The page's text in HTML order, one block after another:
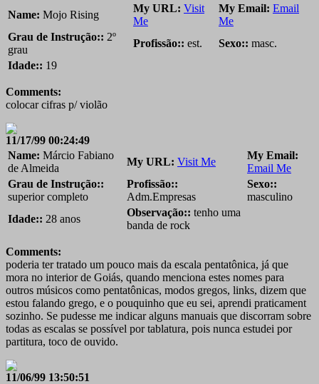
Name: Mojo Rising
My URL: Visit
Me
My Email: Email
Me
Grau de Instrução:: 2º
grau
Profissão:: est. Sexo:: masc.
Idade:: 19
Comments:
colocar cifras p/ violão
11/17/99 00:24:49
Name: Márcio Fabiano
de Almeida
My URL: Visit Me
My Email:
Email Me
Grau de Instrução::
superior completo
Profissão::
Adm.Empresas
Sexo::
masculino
Idade:: 28 anos
Observação:: tenho uma
banda de rock
Comments:
poderia ter tratado um pouco mais da escala pentatônica, já que
mora no interior de Goiás, quando menciona estes nomes para
outros músicos como pentatônicas, modos gregos, links, dizem que
estou falando grego, e o pouquinho que eu sei, aprendi praticament
sozinho. Se pudesse me indicar alguns manuais que discorram sobre
todas as escalas se possível por tablatura, pois nunca estudei por
partitura, toco de ouvido.
11/06/99 13:50:51